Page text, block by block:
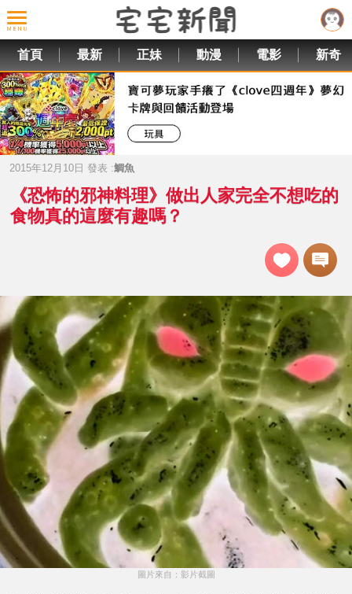
首頁 最新 正妹 動漫 電影 新奇
2015年12月10日 發表 :鯛魚
《恐怖的邪神料理》做出人家完全不想吃的
食物真的這麼有趣嗎？
圖片來自：影片截圖